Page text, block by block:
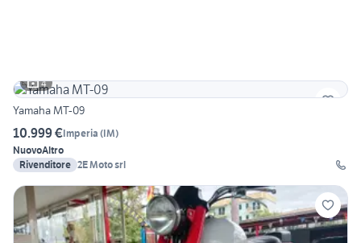
4
Yamaha MT-09
10.999 €Imperia (IM)
NuovoAltro
Rivenditore 2E Moto srl